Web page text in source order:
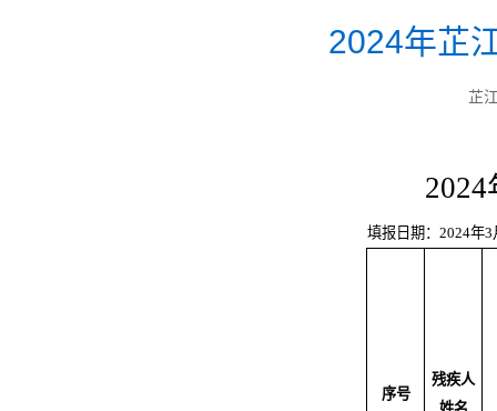
2024年芷
芷
填报日期：2024年3
序号
残疾人